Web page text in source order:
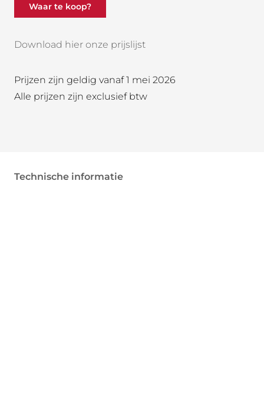
Waar te koop?
Download hier onze prijslijst
Prijzen zijn geldig vanaf 1 mei 2026
Alle prijzen zijn exclusief btw
Technische informatie